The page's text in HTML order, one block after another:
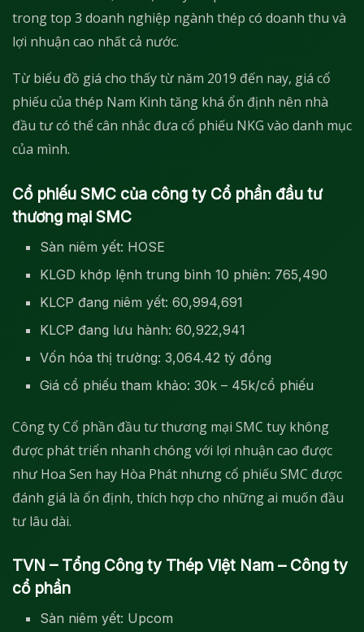
trong top 3 doanh nghiệp ngành thép có doanh thu và
lợi nhuận cao nhất cả nước.
Từ biểu đồ giá cho thấy từ năm 2019 đến nay, giá cổ
phiếu của thép Nam Kinh tăng khá ổn định nên nhà
đầu tư có thể cân nhắc đưa cổ phiếu NKG vào danh mục
của mình.
Cổ phiếu SMC của công ty Cổ phần đầu tư
thương mại SMC
Sàn niêm yết: HOSE
KLGD khớp lệnh trung bình 10 phiên: 765,490
KLCP đang niêm yết: 60,994,691
KLCP đang lưu hành: 60,922,941
Vốn hóa thị trường: 3,064.42 tỷ đồng
Giá cổ phiếu tham khảo: 30k – 45k/cổ phiếu
Công ty Cổ phần đầu tư thương mại SMC tuy không
được phát triển nhanh chóng với lợi nhuận cao được
như Hoa Sen hay Hòa Phát nhưng cổ phiếu SMC được
đánh giá là ổn định, thích hợp cho những ai muốn đầu
tư lâu dài.
TVN – Tổng Công ty Thép Việt Nam – Công ty
cổ phần
Sàn niêm yết: Upcom